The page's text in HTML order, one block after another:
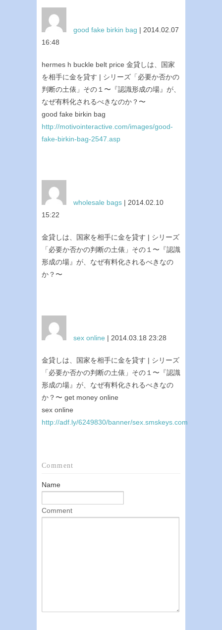
good fake birkin bag | 2014.02.07
16:48
hermes h buckle belt price 金貸しは、国家
を相手に金を貸す | シリーズ「必要か否かの
判断の土俵」その１〜『認識形成の場』が、
なぜ有料化されるべきなのか？〜
good fake birkin bag
http://motivointeractive.com/images/good-
fake-birkin-bag-2547.asp
wholesale bags | 2014.02.10
15:22
金貸しは、国家を相手に金を貸す | シリーズ
「必要か否かの判断の土俵」その１〜『認識
形成の場』が、なぜ有料化されるべきなの
か？〜
sex online | 2014.03.18 23:28
金貸しは、国家を相手に金を貸す | シリーズ
「必要か否かの判断の土俵」その１〜『認識
形成の場』が、なぜ有料化されるべきなの
か？〜 get money online
sex online
http://adf.ly/6249830/banner/sex.smskeys.com
Comment
Name
Comment